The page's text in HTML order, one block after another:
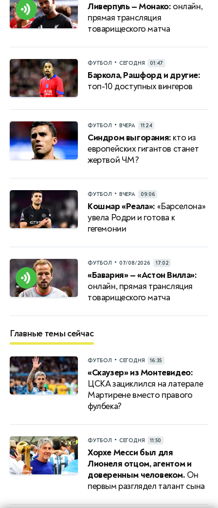
Ливерпуль — Монако: онлайн,
прямая трансляция
товарищеского матча
ФУТБОЛ • СЕГОДНЯ 01:47
Баркола, Рашфорд и другие:
топ-10 доступных вингеров
ФУТБОЛ • ВЧЕРА 11:24
Синдром выгорания: кто из
европейских гигантов станет
жертвой ЧМ?
ФУТБОЛ • ВЧЕРА 09:06
Кошмар «Реала»: «Барселона»
увела Родри и готова к
гегемонии
ФУТБОЛ • 07/08/2026 17:02
«Бавария» — «Астон Вилла»:
онлайн, прямая трансляция
товарищеского матча
Главные темы сейчас
ФУТБОЛ • СЕГОДНЯ 16:35
«Скаузер» из Монтевидео:
ЦСКА зациклился на латерале
Мартирене вместо правого
фулбека?
ФУТБОЛ • СЕГОДНЯ 11:50
Хорхе Месси был для
Лионеля отцом, агентом и
доверенным человеком. Он
первым разглядел талант сына